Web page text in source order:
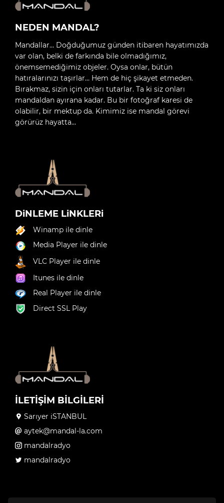
NEDEN MANDAL?
Mandallar… Doğduğumuz günden itibaren hayatımızda
var olan, belki de farkında bile olmadığımız,
önemsemediğimiz objeler. Oysa onlar, bütün
hatıralarınızı taşırlar… Hem de hiç şikayet etmeden.
Bırakmaz, sizin için onları tutarlar. Ta ki siz onları
mandaldan ayırana kadar. Bu bir fotoğraf karesi de
olabilir, bir mektup da. Kimimiz ise mandal görevi
görürüz hayatta…
DiNLEME LiNKLERi
Winamp ile dinle
Media Player ile dinle
VLC Player ile dinle
Itunes ile dinle
Real Player ile dinle
Direct SSL Play
İLETİŞİM BİLGİLERİ
Sarıyer iSTANBUL
aytek@mandal-la.com
mandalradyo
mandalradyo